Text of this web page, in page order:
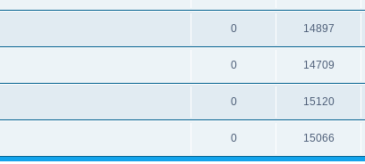
0 14897
0 14709
0 15120
0 15066